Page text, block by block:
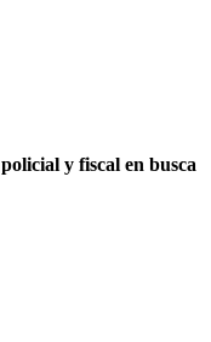
y fiscal en busca